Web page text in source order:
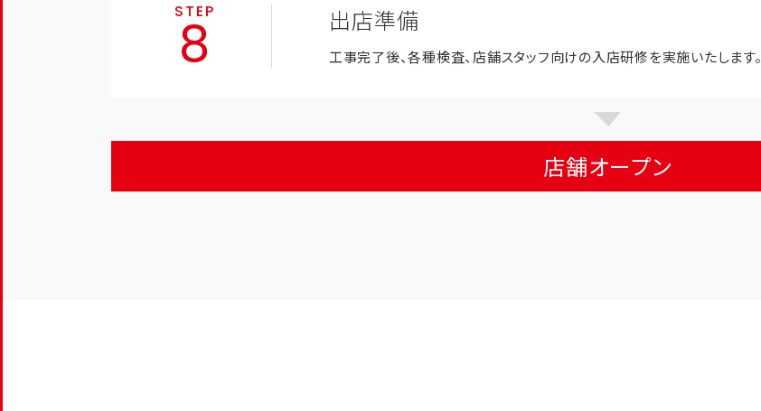
STEP 出店準備
工事完了後、各種検査、店舗スタッフ向けの入店研修を実施いたします。
店舗オープン